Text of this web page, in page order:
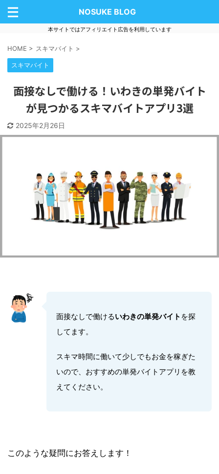
NOSUKE BLOG
本サイトではアフィリエイト広告を利用しています
HOME > スキマバイト >
スキマバイト
面接なしで働ける！いわきの単発バイト
が見つかるスキマバイトアプリ3選
2025年2月26日
面接なしで働けるいわきの単発バイト を探
してます。
スキマ時間に働いて少しでもお金を稼ぎた
いので、おすすめの単発バイトアプリを教
えてください。
このような疑問にお答えします！